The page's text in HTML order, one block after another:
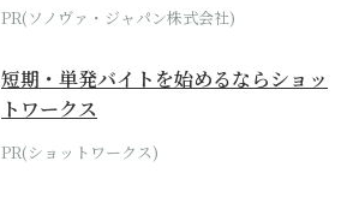
PR(ソノヴァ・ジャパン株式会社)
短期・単発バイトを始めるならショッ
トワークス
PR(ショットワークス)